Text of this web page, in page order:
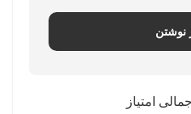
نوشتن
امتیاز